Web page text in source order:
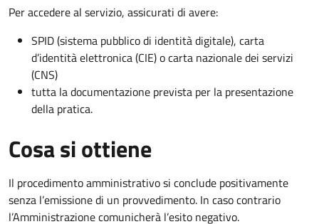
Per accedere al servizio, assicurati di avere:
SPID (sistema pubblico di identità digitale), carta
d’identità elettronica (CIE) o carta nazionale dei servizi
(CNS)
tutta la documentazione prevista per la presentazione
della pratica.
Cosa si ottiene
Il procedimento amministrativo si conclude positivamente
senza l’emissione di un provvedimento. In caso contrario
l’Amministrazione comunicherà l’esito negativo.